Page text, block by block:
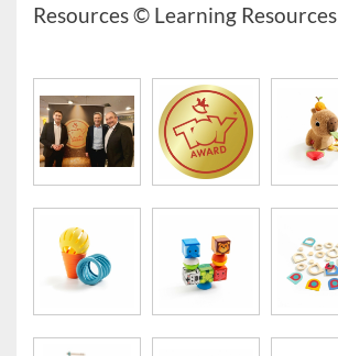
Resources © Learning Resources